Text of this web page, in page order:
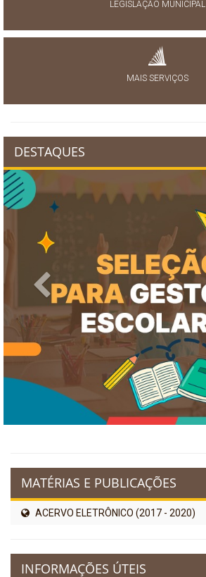
LEGISLAÇÃO MUNICIPAL
MAIS SERVIÇOS
DESTAQUES
Previous
MATÉRIAS E PUBLICAÇÕES
ACERVO ELETRÔNICO (2017 - 2020)
INFORMAÇÕES ÚTEIS